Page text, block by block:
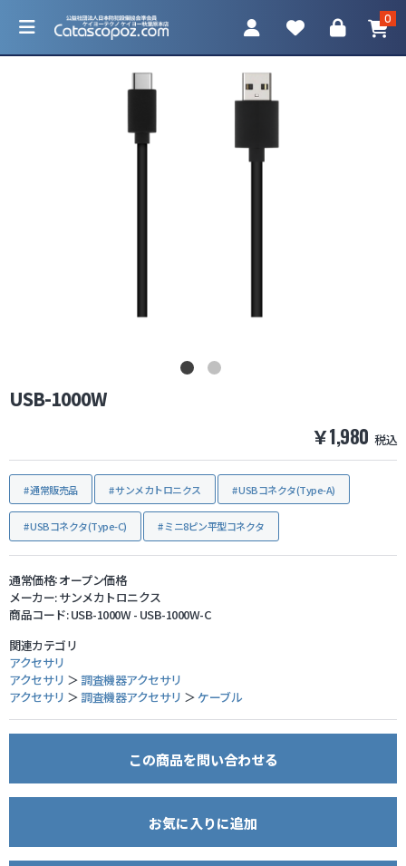
0
USB-1000W
￥1,980 税込
通常販売品 サンメカトロニクス USBコネクタ(Type-A)
USBコネクタ(Type-C) ミニ8ピン平型コネクタ
通常価格:オープン価格
メーカー:サンメカトロニクス
商品コード:USB-1000W - USB-1000W-C
関連カテゴリ
アクセサリ
アクセサリ ＞調査機器アクセサリ
アクセサリ ＞調査機器アクセサリ ＞ケーブル
この商品を問い合わせる
お気に入りに追加
カートを見る
お気に入り
ログイン